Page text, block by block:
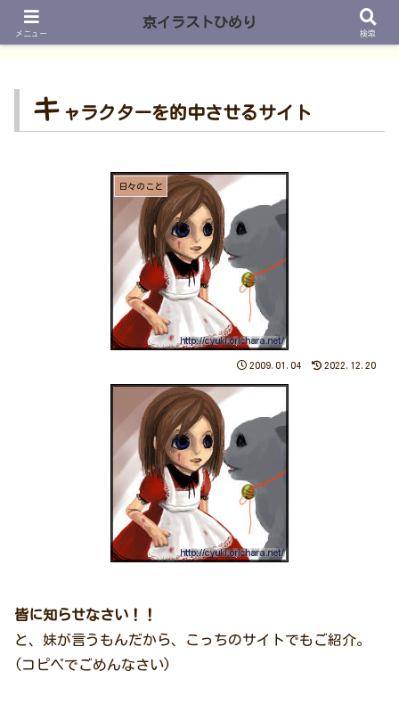
キ ャラクターを的中させるサイト
日々のこと
2009.01.04 2022.12.20
皆に知らせなさい！！
と、妹が言うもんだから、こっちのサイトでもご紹介。
(コピペでごめんなさい)
メニュー
京イラストひめり
検索